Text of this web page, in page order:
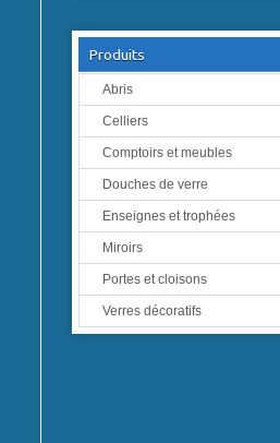
Produits
Abris
Celliers
Comptoirs et meubles
Douches de verre
Enseignes et trophées
Miroirs
Portes et cloisons
Verres décoratifs